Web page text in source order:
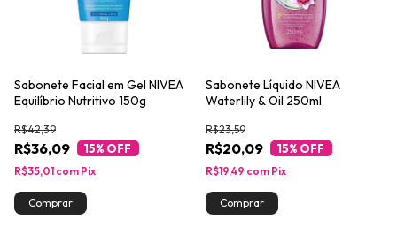
Sabonete Facial em Gel NIVEA
Equilíbrio Nutritivo 150g
R$36,09
R$42,39
15% OFF
R$35,01 com Pix
Sabonete Líquido NIVEA
Waterlily & Oil 250ml
R$20,09
R$23,59
15% OFF
R$19,49 com Pix